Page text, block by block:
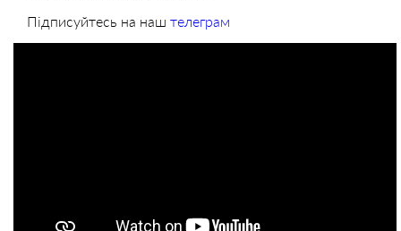
Підписуйтесь на наш телеграм